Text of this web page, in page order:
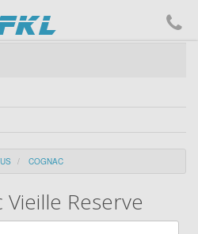
COGNAC
Vieille Reserve